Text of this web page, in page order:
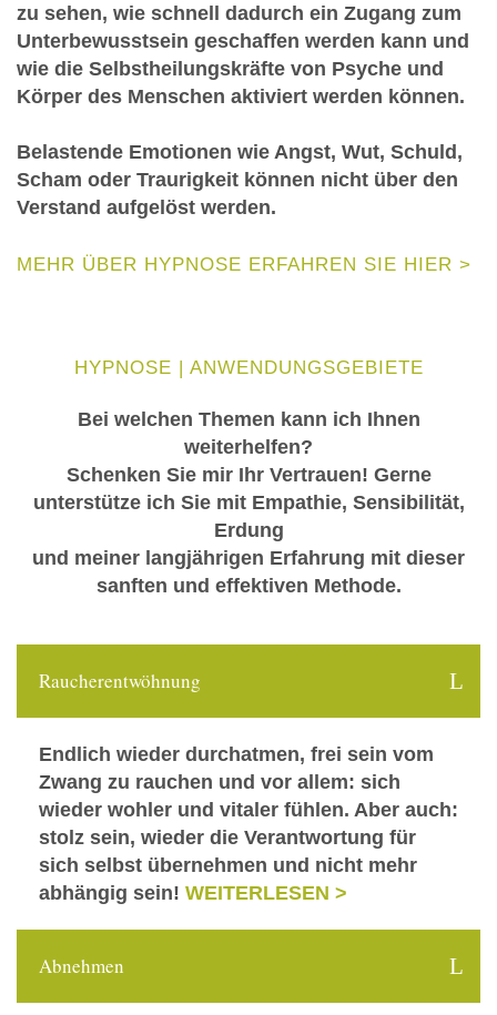
zu sehen, wie schnell dadurch ein Zugang zum
Unterbewusstsein geschaffen werden kann und
wie die Selbstheilungskräfte von Psyche und
Körper des Menschen aktiviert werden können.
Belastende Emotionen wie Angst, Wut, Schuld,
Scham oder Traurigkeit können nicht über den
Verstand aufgelöst werden.
MEHR ÜBER HYPNOSE ERFAHREN SIE HIER >
HYPNOSE | ANWENDUNGSGEBIETE
Bei welchen Themen kann ich Ihnen
weiterhelfen?
Schenken Sie mir Ihr Vertrauen! Gerne
unterstütze ich Sie mit Empathie, Sensibilität,
Erdung
und meiner langjährigen Erfahrung mit dieser
sanften und effektiven Methode.
Raucherentwöhnung
Endlich wieder durchatmen, frei sein vom
Zwang zu rauchen und vor allem: sich
wieder wohler und vitaler fühlen. Aber auch:
stolz sein, wieder die Verantwortung für
sich selbst übernehmen und nicht mehr
abhängig sein! WEITERLESEN >
Abnehmen